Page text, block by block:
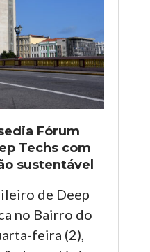
Fórum
Techs com
sustentável
de Deep
no Bairro do
feira (2),